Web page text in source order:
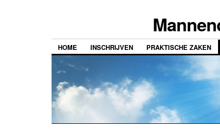
HOME INSCHRIJVEN PRAKTISCHE ZAKEN